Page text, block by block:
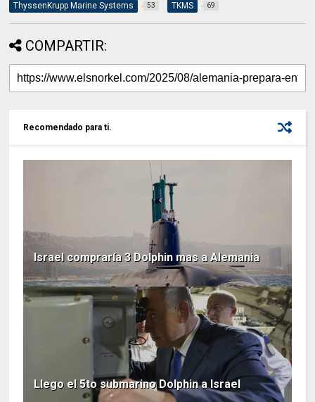
ThyssenKrupp Marine Systems 53 TKMS 69
COMPARTIR:
Recomendado para ti.
Israel compraría 3 Dolphin mas a Alemania
Llego el 5to submarino Dolphin a Israel